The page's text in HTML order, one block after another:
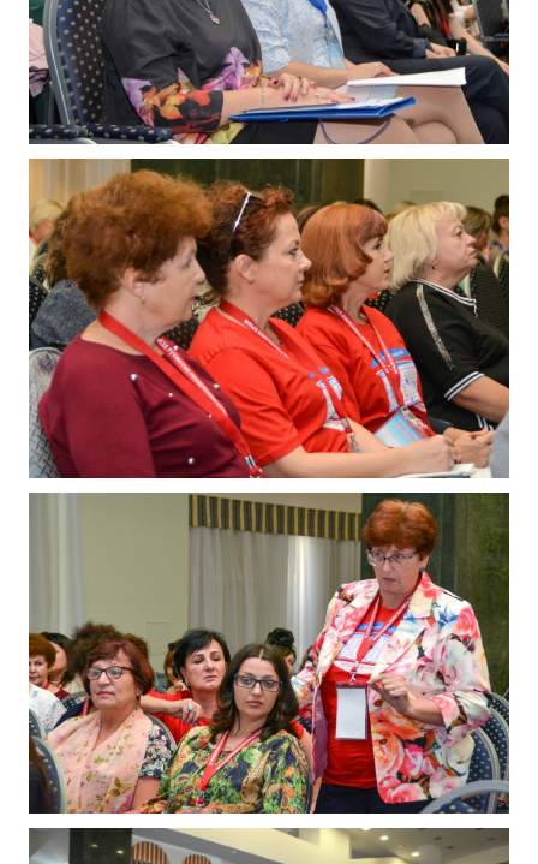
ДПО
Профессиональная переподготовка
Повышение квалификации
КОНТАКТЫ